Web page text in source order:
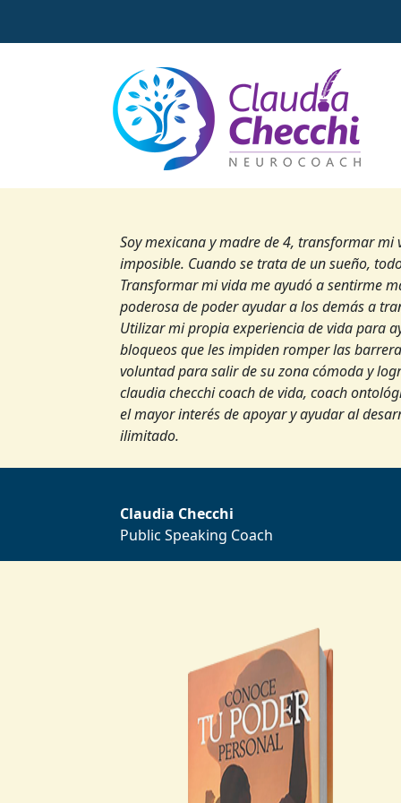
Soy mexicana y madre de 4, transformar
imposible. Cuando se trata de un sueño,
Transformar mi vida me ayudó a sentirme
poderosa de poder ayudar a los demás a
Utilizar mi propia experiencia de vida para
bloqueos que les impiden romper las
voluntad para salir de su zona cómoda y
claudia checchi coach de vida, coach
el mayor interés de apoyar y ayudar al
ilimitado.
Claudia Checchi
Public Speaking Coach